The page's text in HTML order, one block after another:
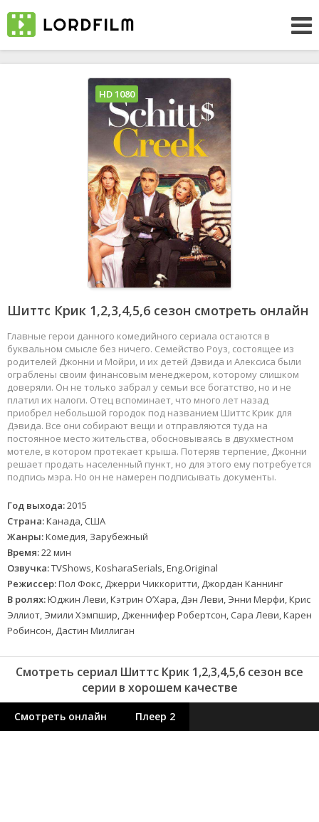
Шиттс Крик 1,2,3,4,5,6 сезон смотреть онлайн
Главные герои данного комедийного сериала остаются в
буквальном смысле без ничего. Семейство Роуз, состоящее из
родителей Джонни и Мойри, и их детей Дэвида и Алексиса были
ограблены своим финансовым менеджером, которому слишком
доверяли. Он не только забрал у семьи все богатство, но и не
платил их налоги. Отец вспоминает, что много лет назад
приобрел небольшой городок под названием Шиттс Крик для
Дэвида. Все они собирают вещи и отправляются туда на
постоянное место жительства, обосновываясь в двухместном
мотеле, в котором протекает крыша. Потеряв терпение, Джонни
решает продать населенный пункт, но для этого ему потребуется
подпись мэра. Но он не намерен подписывать документы.
Год выхода:2015
Страна:Канада, США
Жанры:Комедия, Зарубежный
Время:22 мин
Озвучка:TVShows, KosharaSerials, Eng.Original
Режиссер:Пол Фокс, Джерри Чиккоритти, Джордан Каннинг
В ролях:Юджин Леви, Кэтрин О’Хара, Дэн Леви, Энни Мерфи, Крис
Эллиот, Эмили Хэмпшир, Дженнифер Робертсон, Сара Леви, Карен
Робинсон, Дастин Миллиган
HD 1080
Смотреть сериал Шиттс Крик 1,2,3,4,5,6 сезон все
серии в хорошем качестве
Смотреть онлайн Плеер 2